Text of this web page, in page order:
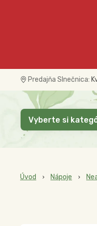
Predajňa Slnečnica:
Úvod Nápoje
Vyberte si